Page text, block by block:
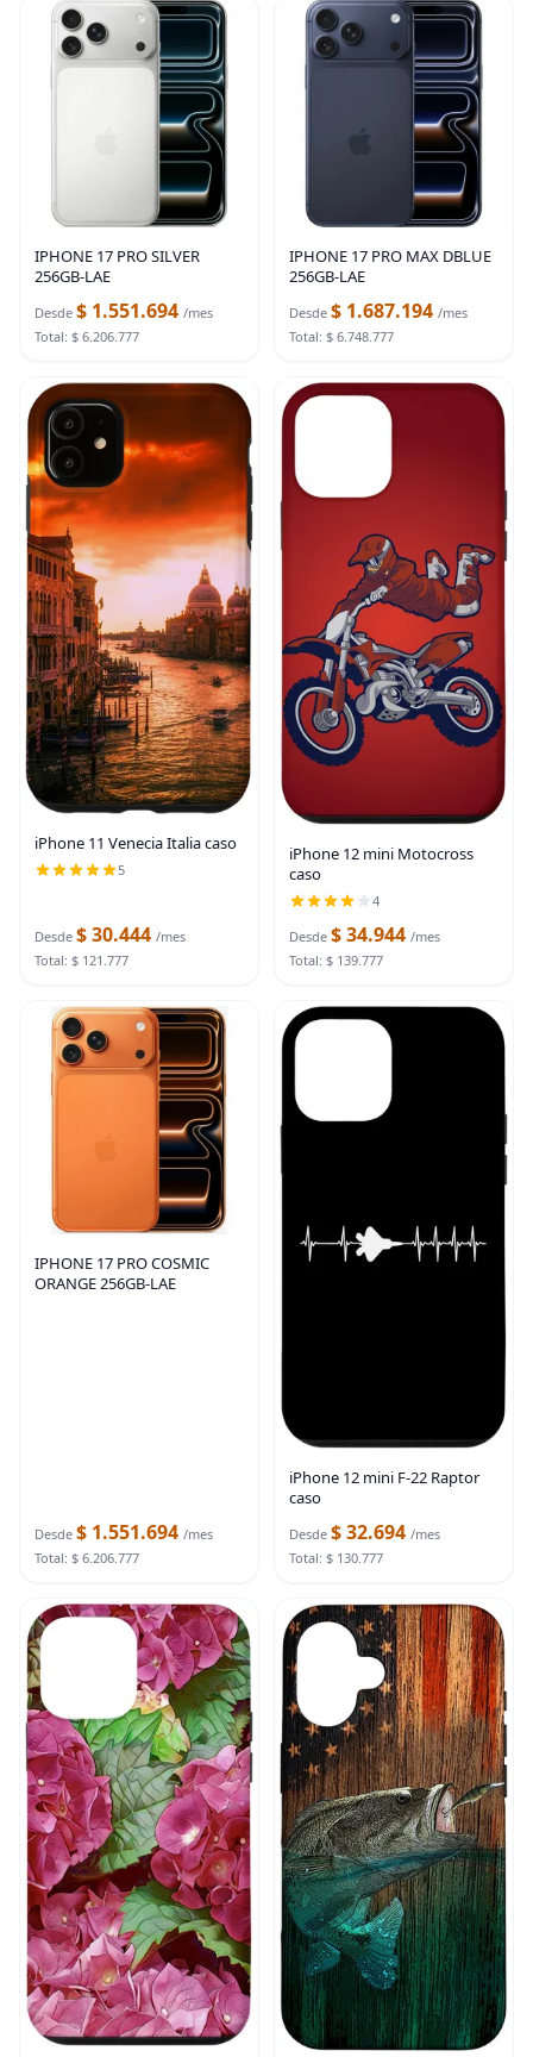
IPHONE 17 PRO SILVER
256GB-LAE
Desde $ 1.551.694 /mes
Total: $ 6.206.777
IPHONE 17 PRO MAX DBLUE
256GB-LAE
Desde $ 1.687.194 /mes
Total: $ 6.748.777
iPhone 11 Venecia Italia caso
5
Desde $ 30.444 /mes
Total: $ 121.777
iPhone 12 mini Motocross
caso
4
Desde $ 34.944 /mes
Total: $ 139.777
IPHONE 17 PRO COSMIC
ORANGE 256GB-LAE
Desde $ 1.551.694 /mes
Total: $ 6.206.777
iPhone 12 mini F-22 Raptor
caso
Desde $ 32.694 /mes
Total: $ 130.777